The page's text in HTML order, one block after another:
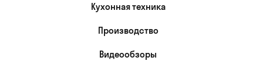
Кухонная техника
Производство
Видеообзоры